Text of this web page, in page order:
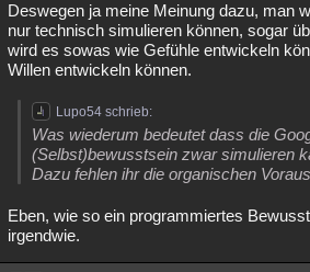
Deswegen ja meine Meinung dazu, man
nur technisch simulieren können, sogar
wird es sowas wie Gefühle entwickeln
Willen entwickeln können.
Lupo54 schrieb:
Was wiederum bedeutet dass die
(Selbst)bewusstsein zwar simulieren
Dazu fehlen ihr die organischen
Eben, wie so ein programmiertes
irgendwie.